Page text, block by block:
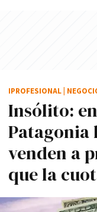
Insólito:
Patagonia
venden a
que la
IPROFESIONAL